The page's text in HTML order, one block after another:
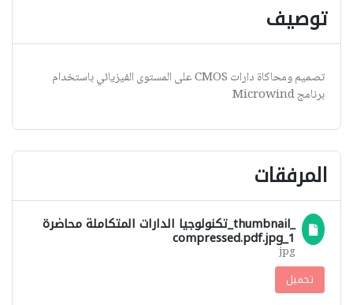
توصيف
تصميم ومحاكاة دارات CMOS على المستوى الفيزيائي باستخدام
برنامج Microwind
المرفقات
_thumbnail_تكنولوجيا الدارات المتكاملة محاضرة
1_compressed.pdf.jpg
jpg
تحميل